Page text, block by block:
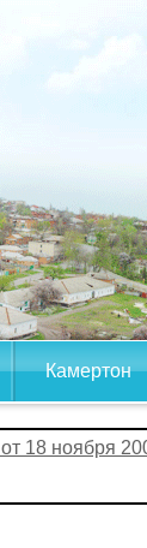
Камертон
18 ноября